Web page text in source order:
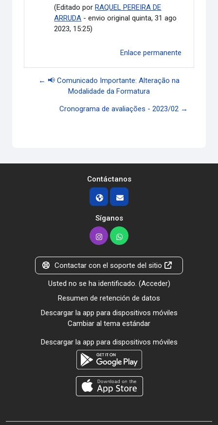
(Editado porRAQUEL PEREIRA DE
ARRUDA - envio original quinta, 31 ago
2023, 15:25)
Enlace permanente
← 📢 Comunicado Importante: Alteração na
Modalidade da Formatura
Cronograma de avaliações - 2023/02 →
Contáctanos
Síganos
Contactar con el soporte del sitio
Usted no se ha identificado. (Acceder)
Resumen de retención de datos
Descargar la app para dispositivos móviles
Cambiar al tema estándar
Descargar la app para dispositivos móviles